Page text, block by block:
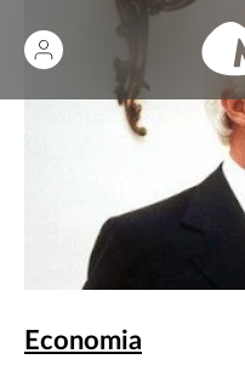
Economia